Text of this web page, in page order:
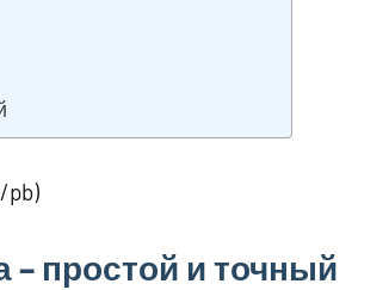
pb)
– простой и точный